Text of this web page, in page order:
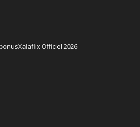
Xalaflix Officiel 2026